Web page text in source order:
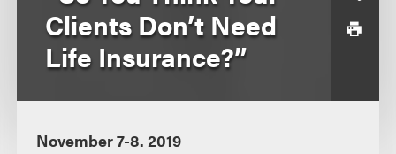
Clients Don’t Need
Life Insurance?”
November 7-8. 2019